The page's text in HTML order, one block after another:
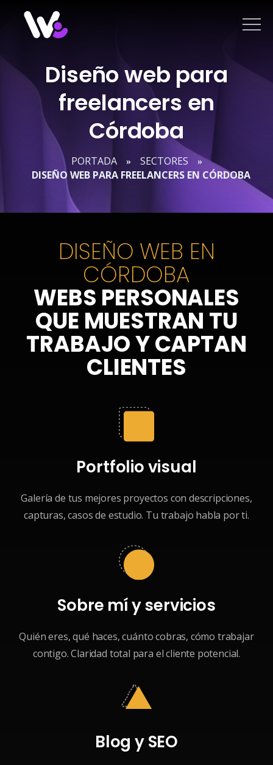
contenido
Diseño web para
freelancers en
Córdoba
PORTADA » SECTORES »
DISEÑO WEB PARA FREELANCERS EN CÓRDOBA
DISEÑO WEB EN
CÓRDOBA
WEBS PERSONALES
QUE MUESTRAN TU
TRABAJO Y CAPTAN
CLIENTES
Portfolio visual
Galería de tus mejores proyectos con descripciones,
capturas, casos de estudio. Tu trabajo habla por ti.
Sobre mí y servicios
Quién eres, qué haces, cuánto cobras, cómo trabajar
contigo. Claridad total para el cliente potencial.
Blog y SEO